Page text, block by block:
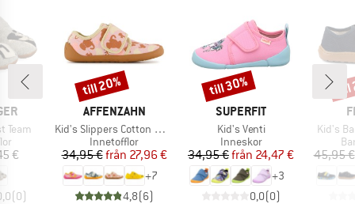
Team
€
(0)
VARUMÄRKE
AFFENZAHN
Produkter
Kid's Slippers Cotton Movy
Produktgrupp
Innetofflor
Pris
34,95 € Reducerat pris
från 27,96 €
+7
4,8(6)
Rabatt
till 20%
VARUMÄRKE
SUPERFIT
Produkter
Kid's Venti
Produktgrupp
Inneskor
Pris
34,95 € Reducerat pris
från 24,47 €
+3
0,0(0)
Rabatt
till 30%
Kid's
45,95 €